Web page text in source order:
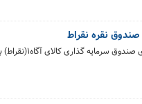
نقره نقراط
کالای آگاه١(نقراط) به مدت ۳ روز کاری تمدید شد.